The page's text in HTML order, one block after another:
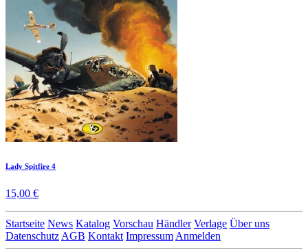
Lady Spitfire 4
15,00 €
Startseite News Katalog Vorschau Händler Verlage Über uns
Datenschutz AGB Kontakt Impressum Anmelden